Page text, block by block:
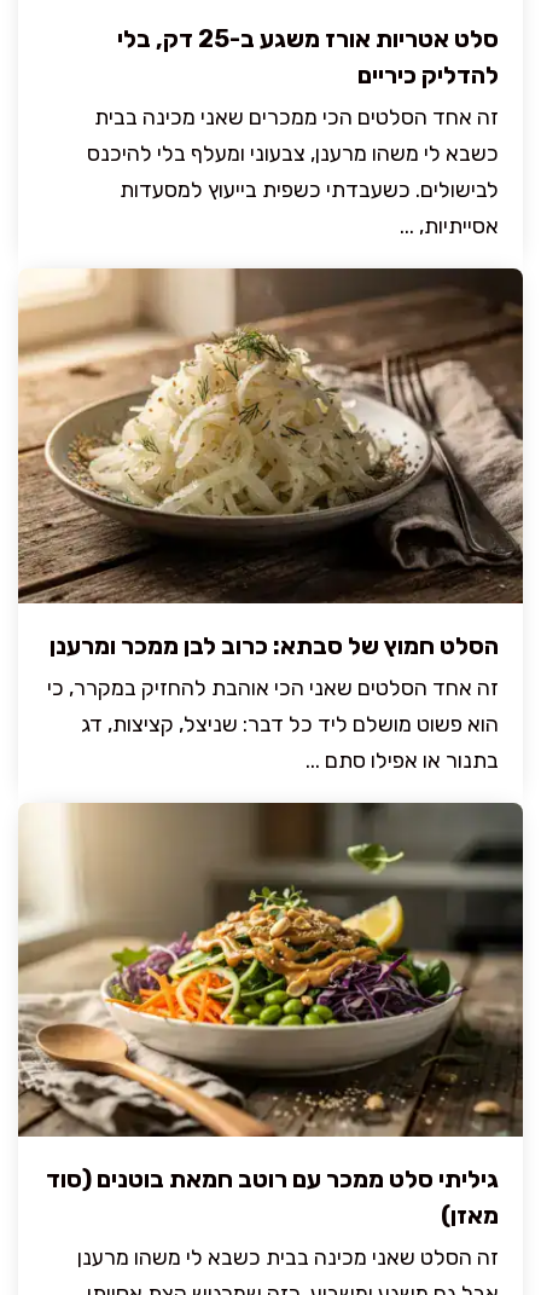
סלט אטריות אורז משגע ב-25 דק, בלי
להדליק כיריים
זה אחד הסלטים הכי ממכרים שאני מכינה בבית
כשבא לי משהו מרענן, צבעוני ומעלף בלי להיכנס
לבישולים. כשעבדתי כשפית בייעוץ למסעדות
אסייתיות, ...
הסלט חמוץ של סבתא: כרוב לבן ממכר ומרענן
זה אחד הסלטים שאני הכי אוהבת להחזיק במקרר, כי
הוא פשוט מושלם ליד כל דבר: שניצל, קציצות, דג
בתנור או אפילו סתם ...
גיליתי סלט ממכר עם רוטב חמאת בוטנים (סוד
מאזן)
זה הסלט שאני מכינה בבית כשבא לי משהו מרענן